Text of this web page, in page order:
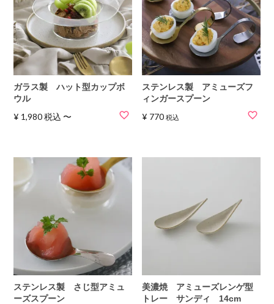
ガラス製 ハット型カップボ
ウル
¥ 1,980 税込 〜
ステンレス製 アミューズフ
ィンガースプーン
¥ 770 税込
ステンレス製 さじ型アミュ
ーズスプーン
美濃焼 アミューズレンゲ型
トレー サンディ 14cm